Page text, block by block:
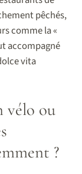
pêchés,
comme la «
accompagné
vita
vélo ou
?